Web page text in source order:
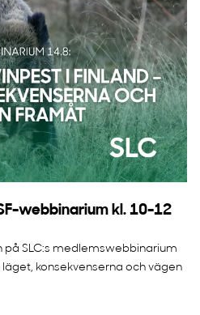
webbinarium kl. 10-12
på SLC:s medlemswebbinarium
läget, konsekvenserna och vägen